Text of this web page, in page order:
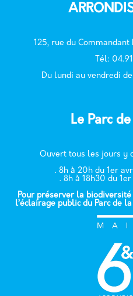
125, rue du
T él:
Du lundi au vendredi
Le Parc
Ouvert tous les jours y
. 8h à 20h du 1er
. 8h à 18h30 du
Pour préserver la
l’éclairage public du Parc de